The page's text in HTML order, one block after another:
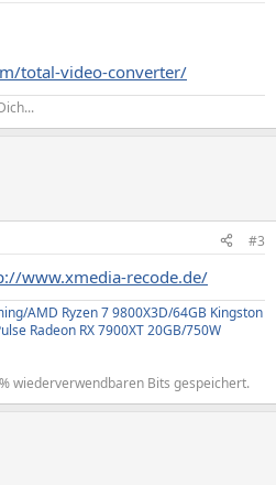
total-video-converter/
#3
www.xmedia-recode.de/
AMD Ryzen 7 9800X3D/64GB Kingston
Radeon RX 7900XT 20GB/750W
wiederverwendbaren Bits gespeichert.​